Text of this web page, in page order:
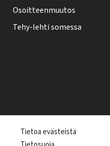
Osoitteenmuutos
Tehy-lehti somessa
Tietoa evästeistä